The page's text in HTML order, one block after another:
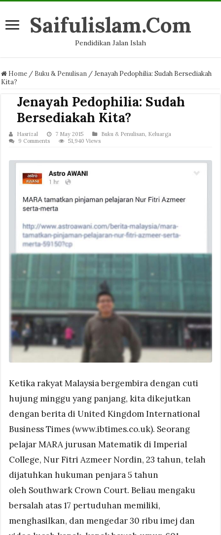
Saifulislam.Com
Pendidikan Jalan Islah
Home / Buku & Penulisan /Jenayah Pedophilia: Sudah Bersediakah
Kita?
Jenayah Pedophilia: Sudah
Bersediakah Kita?
Hasrizal 7 May 2015 Buku & Penulisan, Keluarga
9 Comments
51,940 Views
Ketika rakyat Malaysia bergembira dengan cuti
hujung minggu yang panjang, kita dikejutkan
dengan berita di United Kingdom International
Business Times (www.ibtimes.co.uk). Seorang
pelajar MARA jurusan Matematik di Imperial
College, Nur Fitri Azmeer Nordin, 23 tahun, telah
dijatuhkan hukuman penjara 5 tahun
oleh Southwark Crown Court. Beliau mengaku
bersalah atas 17 pertuduhan memiliki,
menghasilkan, dan mengedar 30 ribu imej dan